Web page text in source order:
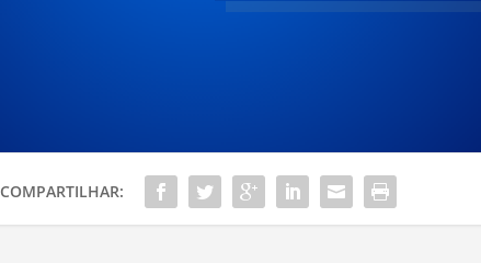
COMPARTILHAR: